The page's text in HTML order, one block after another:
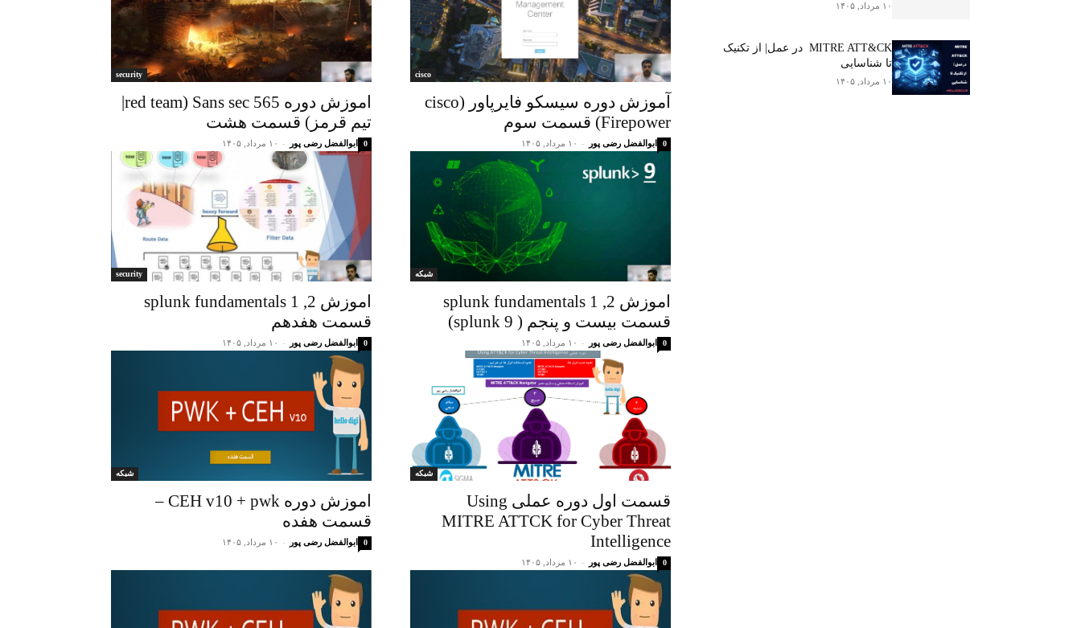
cisco
آموزش دوره سیسکو فایرپاور (cisco
Firepower) قسمت سوم
ابوالفضل رضی پور - ۱۰ مرداد, ۱۴۰۵ 0
security
اموزش دوره Sans sec 565 (red team|
تیم قرمز) قسمت هشت
ابوالفضل رضی پور - ۱۰ مرداد, ۱۴۰۵ 0
شبکه
اموزش splunk fundamentals 1 ,2
قسمت بیست و پنجم ( splunk 9)
ابوالفضل رضی پور - ۱۰ مرداد, ۱۴۰۵ 0
security
اموزش splunk fundamentals 1 ,2
قسمت هفدهم
ابوالفضل رضی پور - ۱۰ مرداد, ۱۴۰۵ 0
شبکه
قسمت اول دوره عملی Using
MITRE ATTCK for Cyber Threat
Intelligence
ابوالفضل رضی پور - ۱۰ مرداد, ۱۴۰۵ 0
شبکه
اموزش دوره CEH v10 + pwk –
قسمت هفده
ابوالفضل رضی پور - ۱۰ مرداد, ۱۴۰۵ 0
۱۰ مرداد, ۱۴۰۵
MITRE ATT&CK در عمل| از تکنیک
تا شناسایی
۱۰ مرداد, ۱۴۰۵